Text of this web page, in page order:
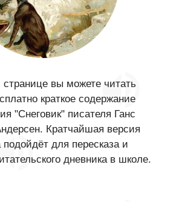
вы можете читать
краткое содержание
"Снеговик" писателя Ганс
Кратчайшая версия
подойдёт для пересказа и
дневника в школе.